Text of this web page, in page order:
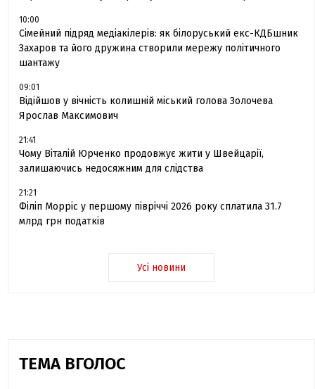
10:00
Сімейний підряд медіакілерів: як білоруський екс-КДБшник
Захаров та його дружина створили мережу політичного
шантажу
09:01
Відійшов у вічність колишній міський голова Золочева
Ярослав Максимович
21:41
Чому Віталій Юрченко продовжує жити у Швейцарії,
залишаючись недосяжним для слідства
21:21
Філіп Морріс у першому півріччі 2026 року сплатила 31.7
млрд грн податків
Усі новини
ТЕМА ВГОЛОС